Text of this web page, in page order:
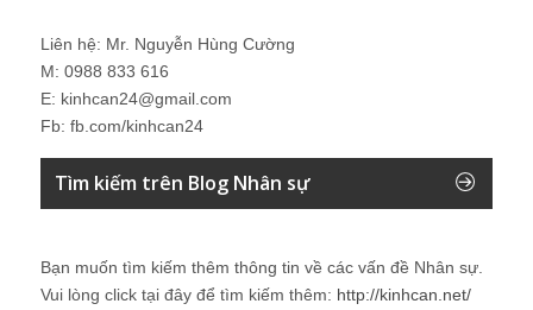
Liên hệ: Mr. Nguyễn Hùng Cường
M: 0988 833 616
E: kinhcan24@gmail.com
Fb: fb.com/kinhcan24
Tìm kiếm trên Blog Nhân sự
Bạn muốn tìm kiếm thêm thông tin về các vấn đề Nhân sự
Vui lòng click tại đây để tìm kiếm thêm: http://kinhcan.net/